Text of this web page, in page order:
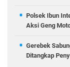
Polsek Ibun
Aksi Geng
Gerebek
Ditangkap